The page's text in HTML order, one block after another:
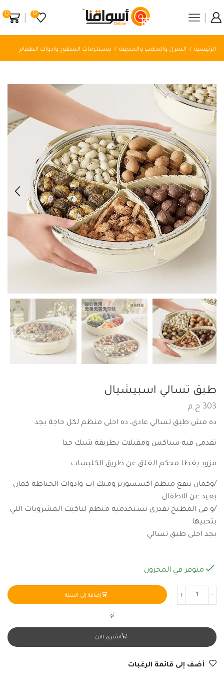
0
0
الرئيسية المنزل والمكتب والحديقة مستلزمات المطبخ وادوات الطعام
طبق تسالي اسبيشيال
303 ج.م
ده مش طبق تسالي عادى، ده احلى منظم لكل حاجة بجد
تقدمى فيه سناكس ومقبلات بطريقة شيك جدا
مزود بغطا محكم الغلق عن طريق الكلبسات
/وكمان ينفع منظم اكسسوريز وميك اب وادوات الخياطة كمان
بعيد عن الاطفال
/و فى المطبخ تقدرى تستخدميه منظم لباكيت المشروبات اللي
بتحبيها
بجد احلى طبق تسالي
متوفر في المخزون
إضافة إلى السلة
أو
اشتري الان
أضف إلى قائمة الرغبات